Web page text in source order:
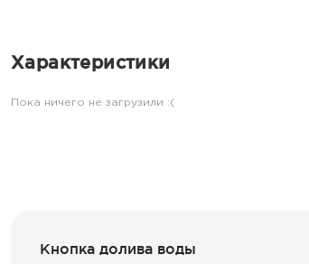
Характеристики
Пока ничего не загрузили :(
Кнопка долива воды